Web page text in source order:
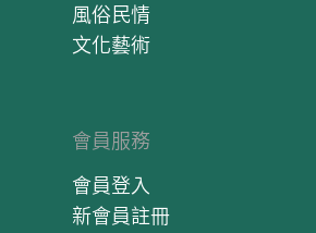
風俗民情
文化藝術
會員服務
會員登入
新會員註冊